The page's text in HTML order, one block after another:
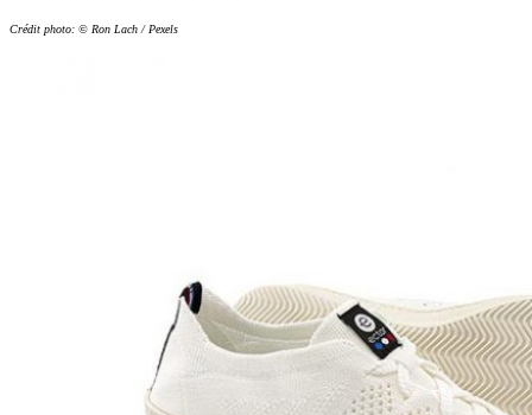
Crédit photo: © Ron Lach / Pexels